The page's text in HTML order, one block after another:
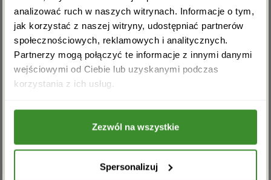
analizować ruch w naszych witrynach. Informacje o tym,
jak korzystać z naszej witryny, udostępniać partnerów
społecznościowych, reklamowych i analitycznych.
Partnerzy mogą połączyć te informacje z innymi danymi
wejściowymi od Ciebie lub uzyskanymi podczas
korzystania z ich usług.
Zezwól na wszystkie
Spersonalizuj
OPINIE
Na razie nie ma opinii o produkcie.
Akceptuję regulamin i wyrażam zgodę na
przetwarzanie powyższych danych osobowych
ZAPISZ SIĘ